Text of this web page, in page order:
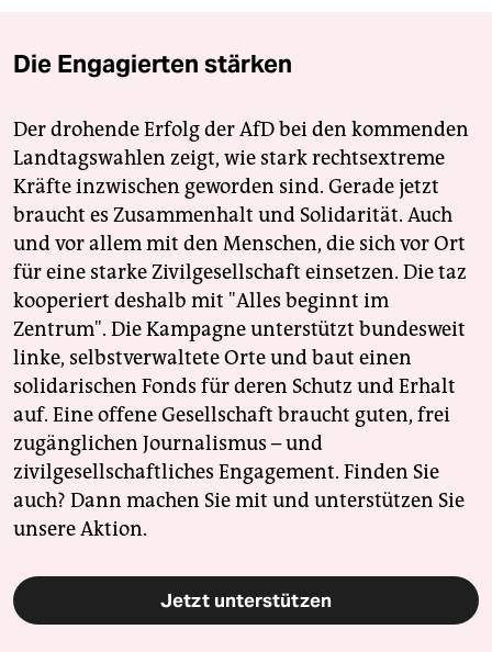
Die Engagierten stärken
Der drohende Erfolg der AfD bei den kommenden
Landtagswahlen zeigt, wie stark rechtsextreme
Kräfte inzwischen geworden sind. Gerade jetzt
braucht es Zusammenhalt und Solidarität. Auch
und vor allem mit den Menschen, die sich vor Ort
für eine starke Zivilgesellschaft einsetzen. Die taz
kooperiert deshalb mit "Alles beginnt im
Zentrum". Die Kampagne unterstützt bundesweit
linke, selbstverwaltete Orte und baut einen
solidarischen Fonds für deren Schutz und Erhalt
auf. Eine offene Gesellschaft braucht guten, frei
zugänglichen Journalismus – und
zivilgesellschaftliches Engagement. Finden Sie
auch? Dann machen Sie mit und unterstützen Sie
unsere Aktion.
Jetzt unterstützen